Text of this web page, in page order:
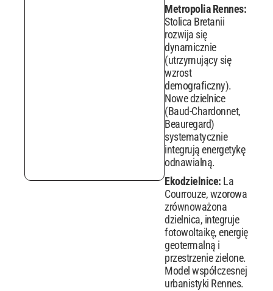
Metropolia Rennes:
Stolica Bretanii
rozwija się
dynamicznie
(utrzymujący się
wzrost
demograficzny).
Nowe dzielnice
(Baud-Chardonnet,
Beauregard)
systematycznie
integrują energetykę
odnawialną.
Ekodzielnice: La
Courrouze, wzorowa
zrównoważona
dzielnica, integruje
fotowoltaikę, energię
geotermalną i
przestrzenie zielone.
Model współczesnej
urbanistyki Rennes.